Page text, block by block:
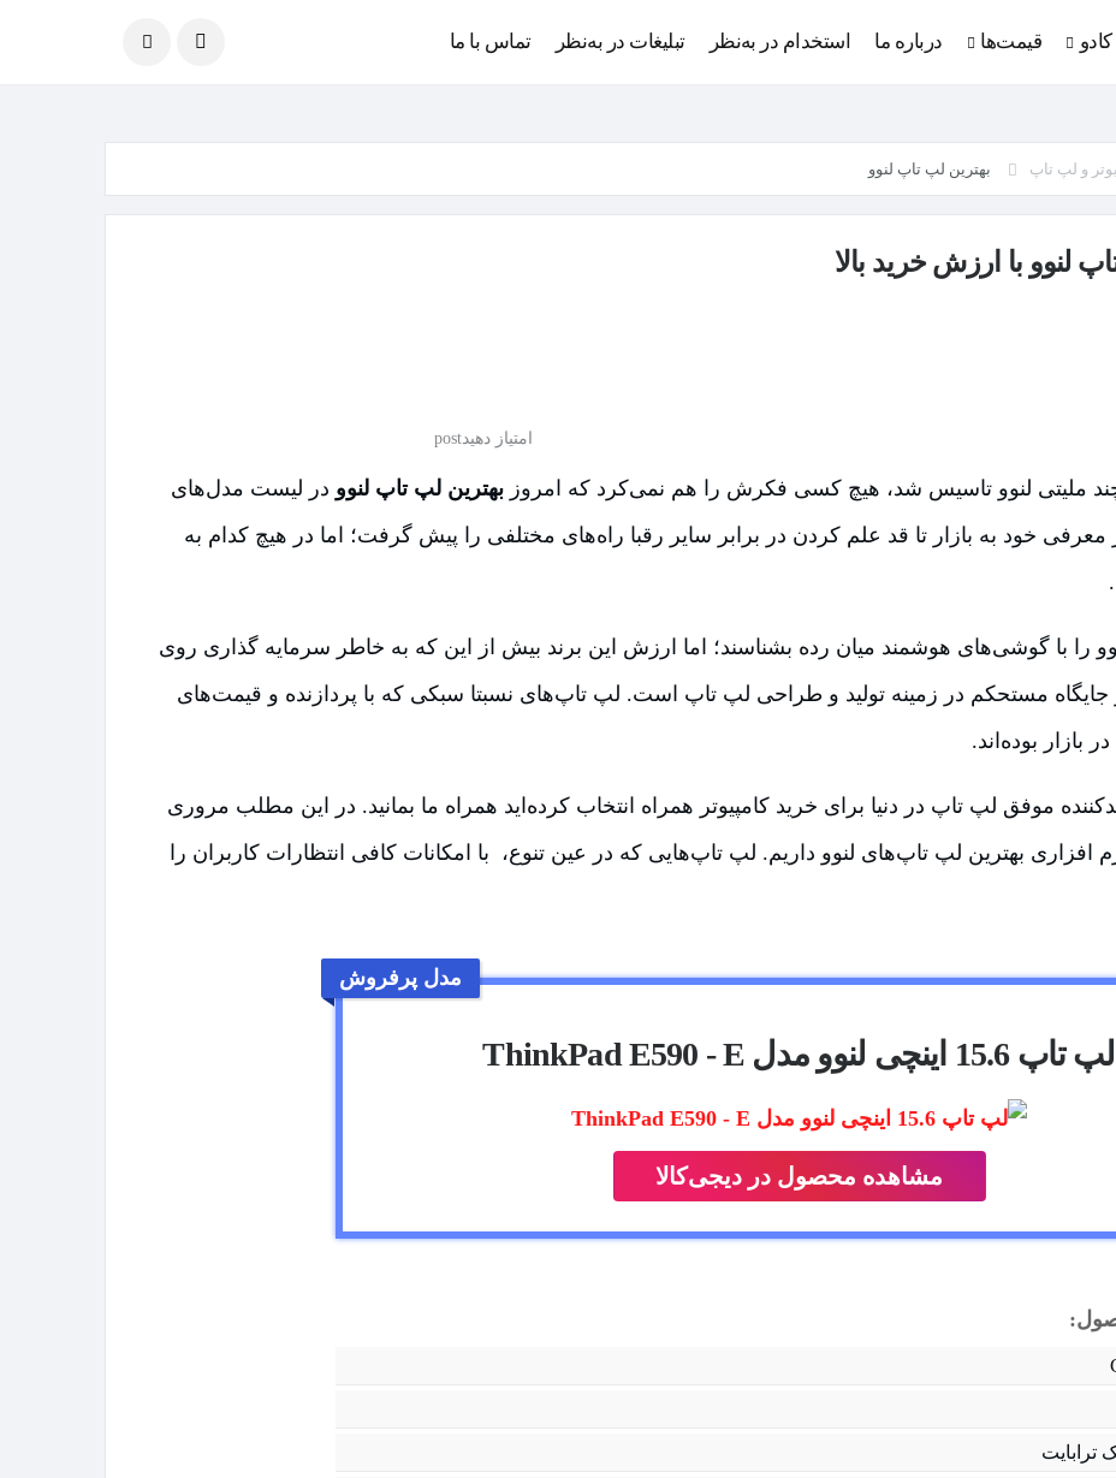
قیمت‌ها درباره ما استخدام در به‌نظر تبلیغات در به‌نظر تماس با ما
و لپ تاپ بهترین لپ تاپ لنوو
امتیاز دهیدpost
بهترین لپ تاپ لنوو در لیست مدل‌های
معرفی خود به بازار تا قد علم کردن در برابر سایر رقبا راه‌های مختلفی را پیش گرفت؛ اما در هیچ کدام به
را با گوشی‌های هوشمند میان رده بشناسند؛ اما ارزش این برند بیش از این که به خاطر سرمایه گذاری روی
مستحکم در زمینه تولید و طراحی لپ تاپ است. لپ تاپ‌های نسبتا سبکی که با پردازنده و قیمت‌های
بازار بوده‌اند.
موفق لپ تاپ در دنیا برای خرید کامپیوتر همراه انتخاب کرده‌اید همراه ما بمانید. در این مطلب مروری
بهترین لپ تاپ‌های لنوو داریم. لپ تاپ‌هایی که در عین تنوع، با امکانات کافی انتظارات کاربران را
مدل پرفروش
لپ تاپ 15.6 اینچی لنوو مدل ThinkPad E590 - E
مشاهده محصول در دیجی‌کالا
ترابایت